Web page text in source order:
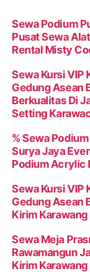
Sewa Podium
Pusat Sewa
Rental Misty
Sewa Kursi VIP
Gedung Asean
Berkualitas Di
Setting
% Sewa
Surya Jaya
Podium Acrylic
Sewa Kursi VIP
Gedung Asean
Kirim Karawang
Sewa Meja
Rawamangun
Kirim Karawang